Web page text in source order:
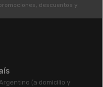
descuentos y
(a domicilio y